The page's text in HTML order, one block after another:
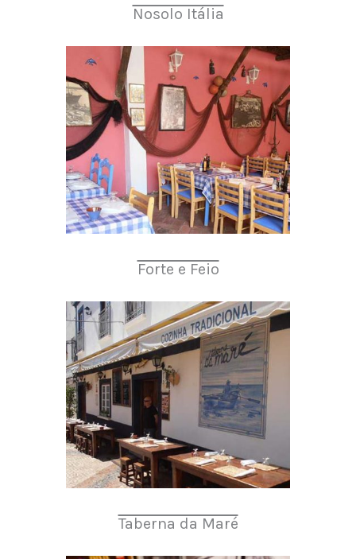
Nosolo Itália
Forte e Feio
Taberna da Maré